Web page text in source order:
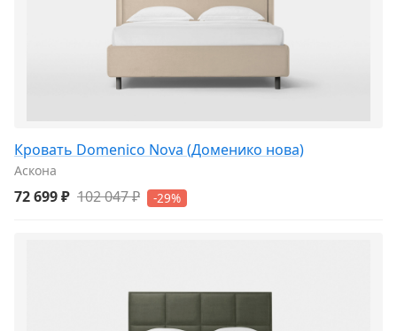
Кровать Domenico Nova (Доменико нова)
Аскона
72 699 ₽ 102 047 ₽ -29%